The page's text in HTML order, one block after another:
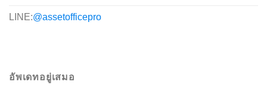
LINE:@assetofficepro
อัพเดทอยู่เสมอ